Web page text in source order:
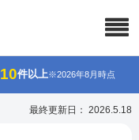
件以上※2026年8月時点
最終更新日： 2026.5.18